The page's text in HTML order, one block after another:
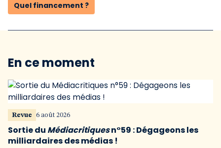
Quel financement ?
En ce moment
Revue 6 août 2026
Sortie du Médiacritiquesn°59 : Dégageons les
milliardaires des médias !